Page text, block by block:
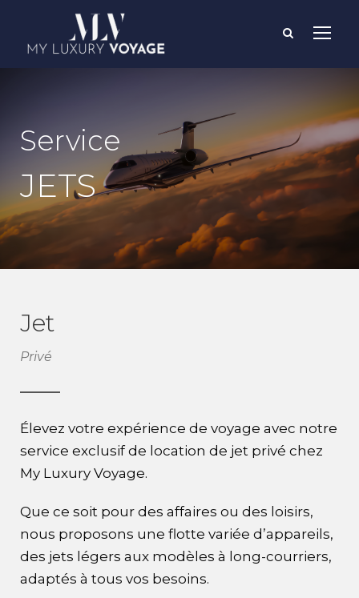
Service
JETS
Jet
Privé
Élevez votre expérience de voyage avec notre
service exclusif de location de jet privé chez
My Luxury Voyage.
Que ce soit pour des affaires ou des loisirs,
nous proposons une flotte variée d’appareils,
des jets légers aux modèles à long-courriers,
adaptés à tous vos besoins.